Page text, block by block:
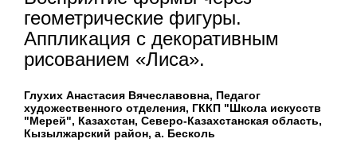
геометрические фигуры.
Аппликация с декоративным
рисованием «Лиса».
Глухих Анастасия Вячеславовна, Педагог
художественного отделения, ГККП "Школа искусств
"Мерей", Казахстан, Северо-Казахстанская область,
Кызылжарский район, а. Бесколь